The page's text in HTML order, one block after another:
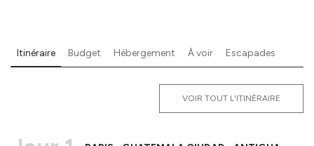
Itinéraire Budget Hébergement À voir Escapades
VOIR TOUT L'ITINÉRAIRE